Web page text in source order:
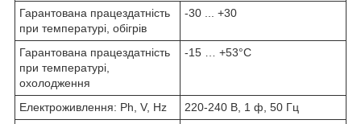
Гарантована працездатність
при температурі, обігрів
-30 ... +30
Гарантована працездатність
при температурі,
охолодження
-15 … +53°C
Електроживлення: Ph, V, Hz
220-240 В, 1 ф, 50 Гц